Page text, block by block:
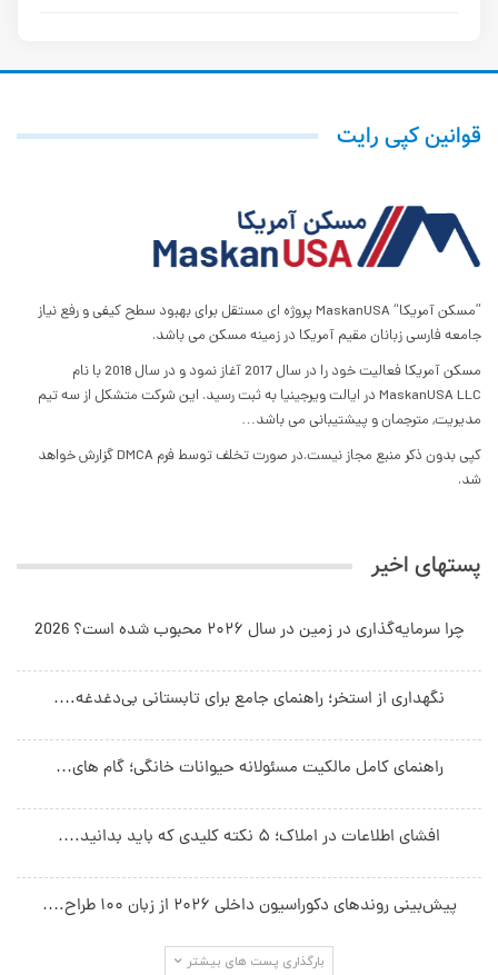
قوانین کپی رایت
”مسکن آمریکا“ MaskanUSA پروژه ای مستقل برای بهبود سطح کیفی و رفع نیاز
جامعه فارسی زبانان مقیم آمریکا در زمینه مسکن می باشد.
مسکن آمریکا فعالیت خود را در سال 2017 آغاز نمود و در سال 2018 با نام
MaskanUSA LLC در ایالت ویرجینیا به ثبت رسید. این شرکت متشکل از سه تیم
مدیریت, مترجمان و پیشتیبانی می باشد…
کپی بدون ذکر منبع مجاز نیست.در صورت تخلف توسط فرم DMCA گزارش خواهد
شد.
پستهای اخیر
چرا سرمایه‌گذاری در زمین در سال ۲۰۲۶ محبوب شده است؟ 2026
نگهداری از استخر؛ راهنمای جامع برای تابستانی بی‌دغدغه.…
راهنمای کامل مالکیت مسئولانه حیوانات خانگی؛ گام های…
افشای اطلاعات در املاک؛ ۵ نکته کلیدی که باید بدانید.…
پیش‌بینی روندهای دکوراسیون داخلی ۲۰۲۶ از زبان ۱۰۰ طراح.…
بارگذاری پست های بیشتر